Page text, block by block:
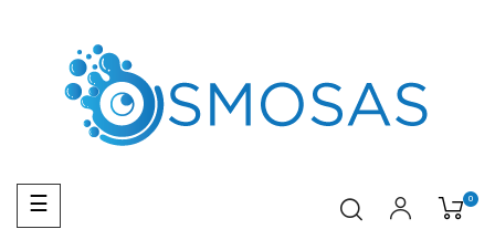
Toggle
navigation
☰ 0